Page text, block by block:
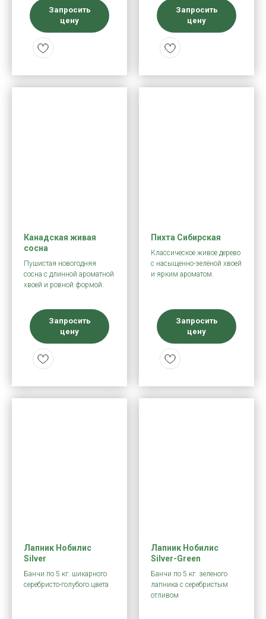
Запросить
цену
Запросить
цену
Канадская живая
сосна
Пушистая новогодняя
сосна с длинной ароматной
хвоей и ровной формой.
Запросить
цену
Пихта Сибирская
Классическое живое дерево
с насыщенно-зелёной хвоей
и ярким ароматом.
Запросить
цену
Лапник Нобилис
Silver
Банчи по 5 кг. шикарного
серебристо-голубого цвета
Лапник Нобилис
Silver-Green
Банчи по 5 кг. зеленого
лапника с серебристым
отливом